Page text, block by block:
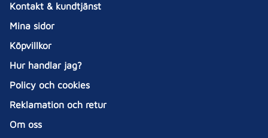
Kontakt & kundtjänst
Mina sidor
Köpvillkor
Hur handlar jag?
Policy och cookies
Reklamation och retur
Om oss